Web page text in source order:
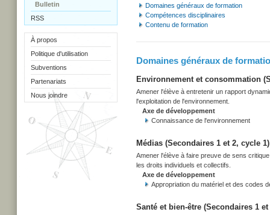
Bulletin
RSS
À propos
Politique d'utilisation
Subventions
Partenariats
Nous joindre
Domaines généraux de formation
Compétences disciplinaires
Contenu de formation
Domaines généraux de
Environnement et consommation
Amener l'élève à entretenir un rapport
l'exploitation de l'environnement.
Axe de développement
Connaissance de l'environnement
Médias (Secondaires 1 et 2, cycle 1)
Amener l'élève à faire preuve de sens
les droits individuels et collectifs.
Axe de développement
Appropriation du matériel et des codes
Santé et bien-être (Secondaires 1